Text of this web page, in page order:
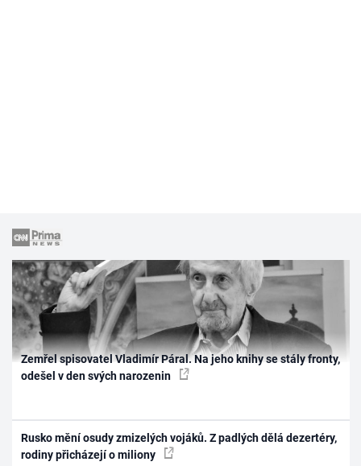
Zemřel spisovatel Vladimír Páral. Na jeho knihy se stály fronty,
odešel v den svých narozenin
Rusko mění osudy zmizelých vojáků. Z padlých dělá dezertéry,
rodiny přicházejí o miliony